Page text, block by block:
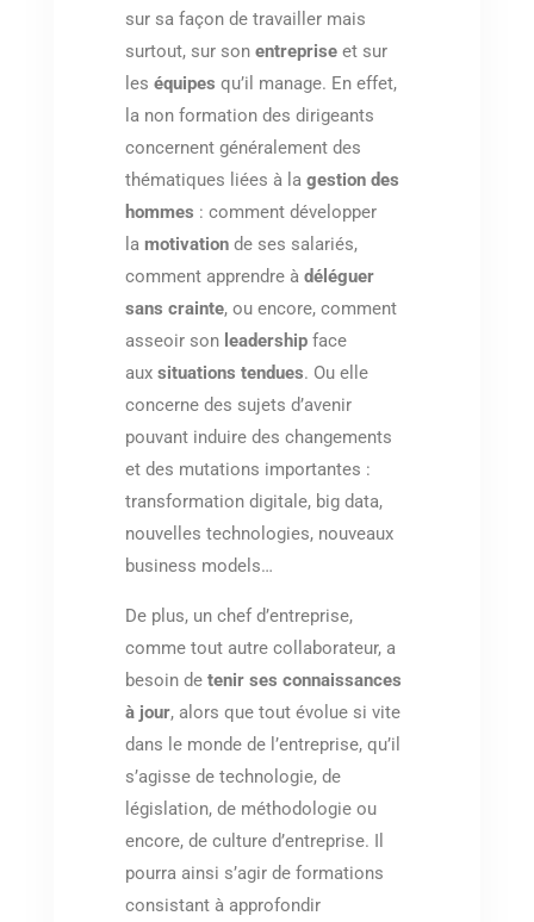
sur sa façon de travailler mais
surtout, sur son entreprise et sur
les équipes qu’il manage. En effet,
la non formation des dirigeants
concernent généralement des
thématiques liées à la gestion des
hommes : comment développer
la motivation de ses salariés,
comment apprendre à déléguer
sans crainte, ou encore, comment
asseoir son leadership face
aux situations tendues. Ou elle
concerne des sujets d’avenir
pouvant induire des changements
et des mutations importantes :
transformation digitale, big data,
nouvelles technologies, nouveaux
business models…
De plus, un chef d’entreprise,
comme tout autre collaborateur, a
besoin de tenir ses connaissances
à jour, alors que tout évolue si vite
dans le monde de l’entreprise, qu’il
s’agisse de technologie, de
législation, de méthodologie ou
encore, de culture d’entreprise. Il
pourra ainsi s’agir de formations
consistant à approfondir